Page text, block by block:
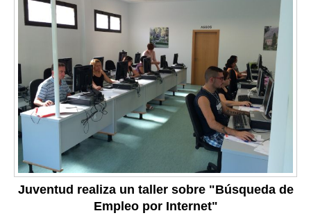
Juventud realiza un taller sobre "Búsqueda de
Empleo por Internet"